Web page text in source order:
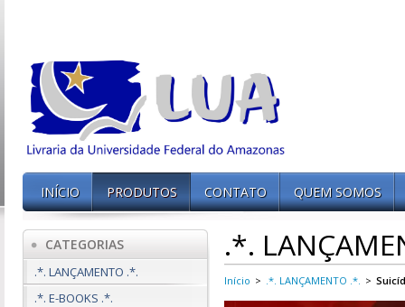
INÍCIO PRODUTOS CONTATO QUEM SOMOS
CATEGORIAS
.*. LANÇAMENTO .*.
.*. E-BOOKS .*.
.*.
Início > .*. LANÇAMENTO .*. >